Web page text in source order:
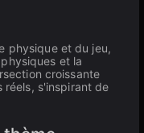
physique et du jeu,
et la
croissante
s'inspirant de